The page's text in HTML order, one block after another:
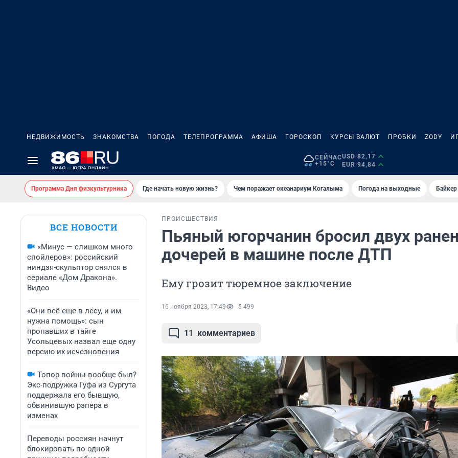
НЕДВИЖИМОСТЬ ЗНАКОМСТВА ПОГОДА ТЕЛЕПРОГРАММА АФИША ГОРОСКОП КУРСЫ ВАЛЮТ ПРОБКИ ZODY
СЕЙЧАС
+15°C
USD 82,17
EUR 94,84
Программа Дня физкультурника Где начать новую жизнь? Чем поражает океанариум Когалыма Погода на выходные
ВСЕ НОВОСТИ
«Минус — слишком много
спойлеров»: российский
ниндзя-скульптор снялся в
сериале «Дом Дракона».
Видео
«Они всё еще в лесу, и им
нужна помощь»: сын
пропавших в тайге
Усольцевых назвал еще одну
версию их исчезновения
Топор войны вообще был?
Экс-подружка Гуфа из Сургута
поддержала его бывшую,
обвинившую рэпера в
изменах
Переводы россиян начнут
блокировать по одной
ПРОИСШЕСТВИЯ
Пьяный югорчанин бросил двух
дочерей в машине после ДТП
Ему грозит тюремное заключение
16 ноября 2023, 17:49 5 499
11 комментариев